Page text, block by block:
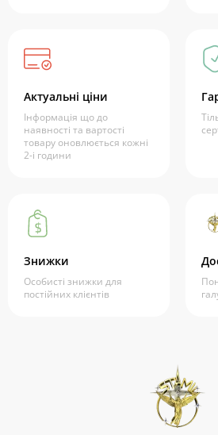
Актуальні ціни
Інформація що до
наявності та вартості
товару оновлюється кожні
2-і години
Знижки
Особисті знижки для
постійних клієнтів